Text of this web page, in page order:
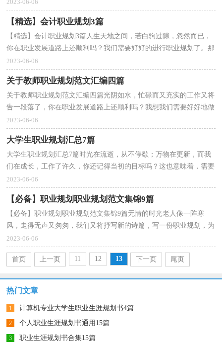
2023-06-06
【精选】会计职业规划3篇
【精选】会计职业规划3篇人生天地之间，若白驹过隙，忽然而已，
你在职业发展道路上还顺利吗？我们需要好好的进行职业规划了。那
么职业规划书要怎么写呢？下面是小编精心整理的会计职...
2023-06-06
关于教师职业规划范文汇编四篇
关于教师职业规划范文汇编四篇光阴如水，忙碌而又充实的工作又将
告一段落了，你在职业发展道路上还顺利吗？我想我们需要好好地做
个职业规划了。那么你知道职业规划是用什么方法吗...
2023-06-06
大学生职业规划汇总7篇
大学生职业规划汇总7篇时光在流逝，从不停歇；万物在更新，而我
们在成长，工作了许久，你还记得当初的目标吗？这也意味着，需要
开始写职业规划了。我们该怎么去写职业规划呢？以下是小编为...
2023-06-06
【必备】职业规划职业规划范文集锦9篇
【必备】职业规划职业规划范文集锦9篇无情的时光老人像一阵寒
风，走得无声又匆匆，我们又将抒写新的诗篇，写一份职业规划，为
接下来的工作做准备吧！好的职业规划是什么样的呢？以下是...
2023-06-06
首页 上一页 11 12 13 下一页 尾页
热门文章
1 计算机专业大学生职业生涯规划书4篇
2 个人职业生涯规划书通用15篇
3 职业生涯规划书合集15篇